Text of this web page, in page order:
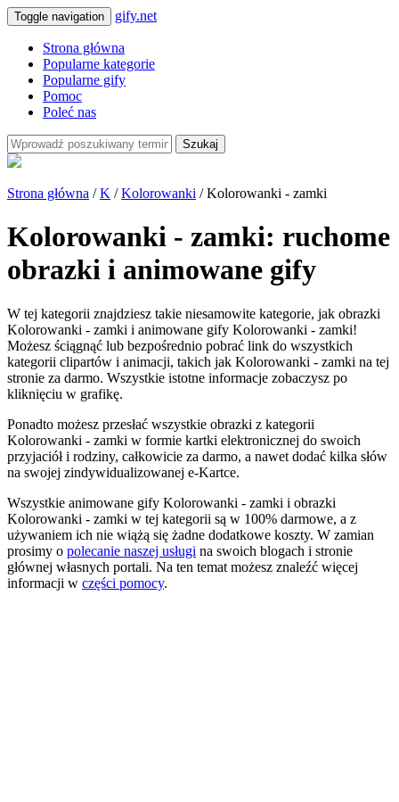
Toggle navigation gify.net
Strona główna
Popularne kategorie
Popularne gify
Pomoc
Poleć nas
Szukaj
Strona główna /K /Kolorowanki / Kolorowanki - zamki
Kolorowanki - zamki: ruchome
obrazki i animowane gify
W tej kategorii znajdziesz takie niesamowite kategorie, jak obrazki
Kolorowanki - zamki i animowane gify Kolorowanki - zamki!
Możesz ściągnąć lub bezpośrednio pobrać link do wszystkich
kategorii clipartów i animacji, takich jak Kolorowanki - zamki na tej
stronie za darmo. Wszystkie istotne informacje zobaczysz po
kliknięciu w grafikę.
Ponadto możesz przesłać wszystkie obrazki z kategorii
Kolorowanki - zamki w formie kartki elektronicznej do swoich
przyjaciół i rodziny, całkowicie za darmo, a nawet dodać kilka słów
na swojej zindywidualizowanej e-Kartce.
Wszystkie animowane gify Kolorowanki - zamki i obrazki
Kolorowanki - zamki w tej kategorii są w 100% darmowe, a z
używaniem ich nie wiążą się żadne dodatkowe koszty. W zamian
prosimy o polecanie naszej usługi na swoich blogach i stronie
głównej własnych portali. Na ten temat możesz znaleźć więcej
informacji w części pomocy.